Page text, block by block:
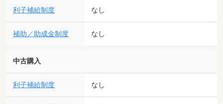
利子補給制度 なし
補助／助成金制度 なし
中古購入
利子補給制度 なし